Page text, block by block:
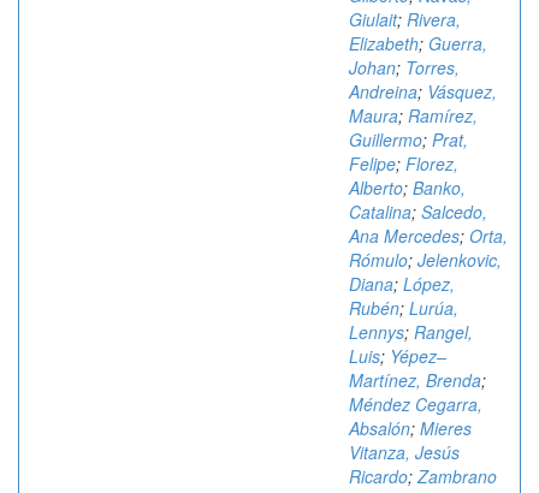
Giulait; Rivera,
Elizabeth; Guerra,
Johan; Torres,
Andreina; Vásquez,
Maura; Ramírez,
Guillermo; Prat,
Felipe; Florez,
Alberto; Banko,
Catalina; Salcedo,
Ana Mercedes; Orta,
Rómulo; Jelenkovic,
Diana; López,
Rubén; Lurúa,
Lennys; Rangel,
Luis; Yépez–
Martínez, Brenda;
Méndez Cegarra,
Absalón; Mieres
Vitanza, Jesús
Ricardo;Zambrano